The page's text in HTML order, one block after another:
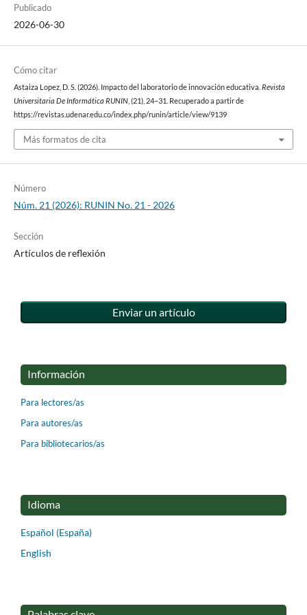
Publicado
2026-06-30
Cómo citar
Astaiza Lopez, D. S. (2026). Impacto del laboratorio de innovación educativa. Revista
Universitaria De Informática RUNIN, (21), 24–31. Recuperado a partir de
https://revistas.udenar.edu.co/index.php/runin/article/view/9139
Más formatos de cita
Número
Núm. 21 (2026): RUNIN No. 21 - 2026
Sección
Artículos de reflexión
Enviar un artículo
Información
Para lectores/as
Para autores/as
Para bibliotecarios/as
Idioma
Español (España)
English